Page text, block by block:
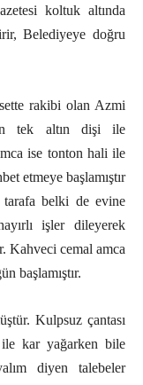
koltuk altında
Belediyeye doğru
rakibi olan Azmi
tek altın dişi ile
ise tonton hali ile
etmeye başlamıştır
belki de evine
işler dileyerek
Kahveci cemal amca
başlamıştır.
Kulpsuz çantası
kar yağarken bile
diyen talebeler